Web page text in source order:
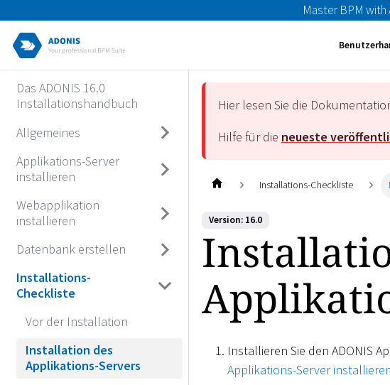
Master BPM with
Das ADONIS 16.0
Installationshandbuch
Allgemeines
Applikations-Server
installieren
Webapplikation
installieren
Datenbank erstellen
Installations-
Checkliste
Vor der Installation
Installation des
Applikations-Servers
Hier lesen Sie die
Hilfe für die neueste
Installations-Checkliste
Version: 16.0
Installieren Sie den ADONIS
Applikations-Server